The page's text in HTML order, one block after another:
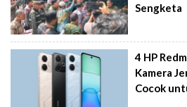
Sengketa
4 HP
Kamera
Cocok